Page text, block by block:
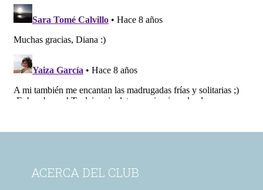
ACERCA DEL CLUB